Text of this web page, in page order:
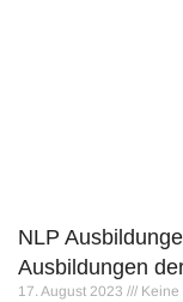
NLP
Ausbildungen
17. August 2023 Keine